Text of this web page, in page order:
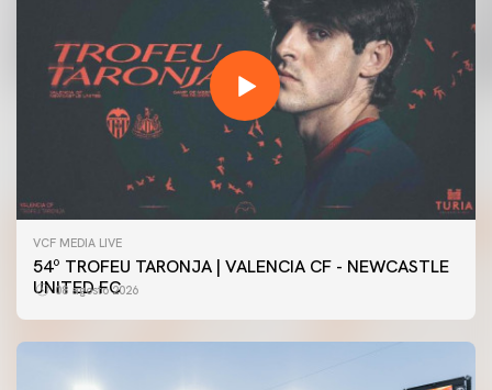
VCF MEDIA LIVE
54º TROFEU TARONJA | VALENCIA CF - NEWCASTLE
UNITED FC
08 agosto 2026